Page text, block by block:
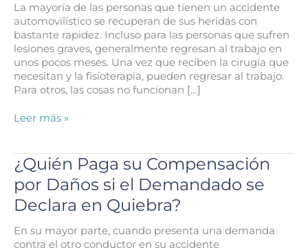
La mayoría de las personas que tienen un accidente
automovilístico se recuperan de sus heridas con
bastante rapidez. Incluso para las personas que sufren
lesiones graves, generalmente regresan al trabajo en
unos pocos meses. Una vez que reciben la cirugía que
necesitan y la fisioterapia, pueden regresar al trabajo.
Para otros, las cosas no funcionan […]
¿Qué
es
Demostrar
una
Discapacidad
Permanente
Después
de
Leer más »
¿Quién Paga su Compensación
por Daños si el Demandado se
Declara en Quiebra?
En su mayor parte, cuando presenta una demanda
contra el otro conductor en su accidente